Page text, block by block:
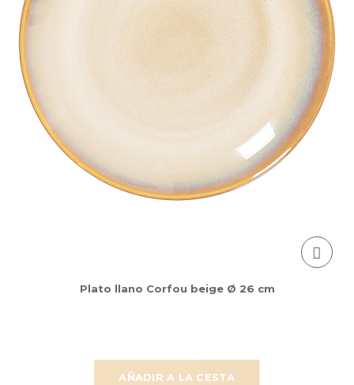
AÑADIR A LA CESTA
Plato llano Corfou beige Ø 26 cm